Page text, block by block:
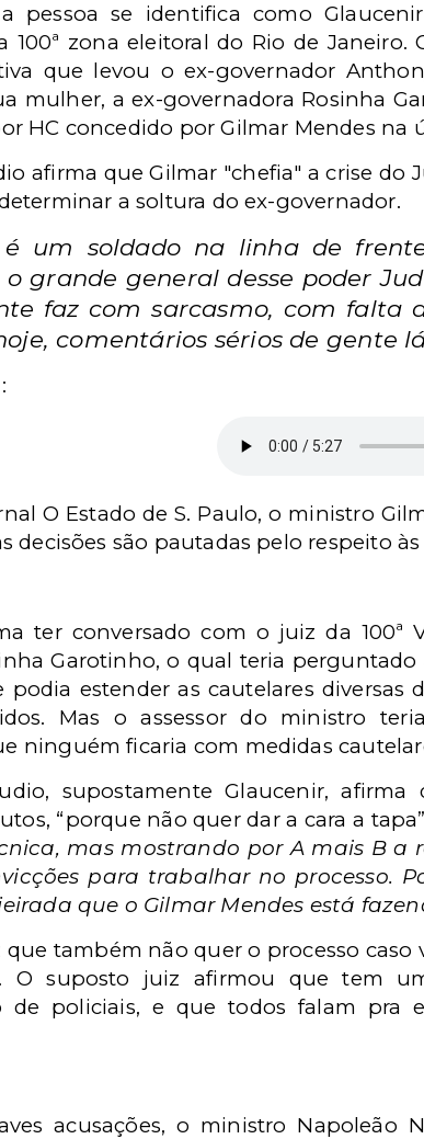
pessoa se identifica como
100ª zona eleitoral do Rio de
que levou o ex-governador
mulher, a ex-governadora Rosinha
HC concedido por Gilmar Mendes na
afirma que Gilmar "chefia" a crise do
a soltura do ex-governador.
um soldado na linha de
grande general desse poder
faz com sarcasmo, com falta
comentários sérios de gente
O Estado de S. Paulo, o ministro
decisões são pautadas pelo respeito
ter conversado com o juiz da 100ª
Garotinho, o qual teria
podia estender as cautelares
Mas o assessor do ministro
ninguém ficaria com medidas
supostamente Glaucenir,
“porque não quer dar a cara a
mas mostrando por A mais B a
para trabalhar no processo.
que o Gilmar Mendes está
que também não quer o processo caso
O suposto juiz afirmou que tem
de policiais, e que todos falam pra
acusações, o ministro Napoleão